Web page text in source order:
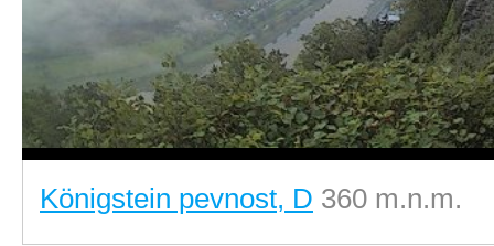
Königstein pevnost, D 360 m.n.m.